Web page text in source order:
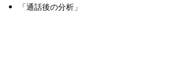
「通話後の分析」